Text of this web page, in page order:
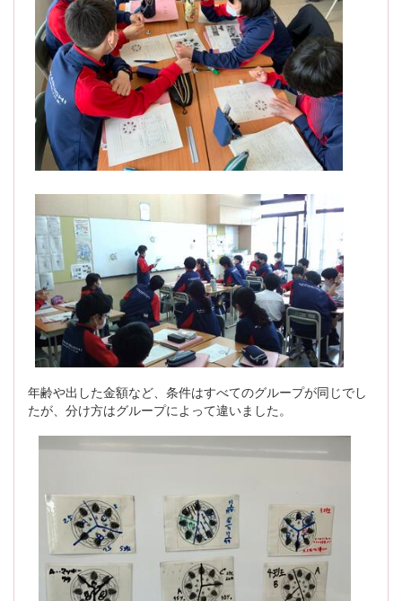
年齢や出した金額など、条件はすべてのグループが同じでし
たが、分け方はグループによって違いました。